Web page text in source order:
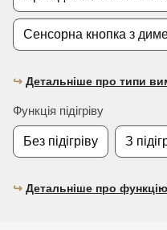
Сенсорна кнопка з
↪︎ Детальніше про типи
Функція підігріву
Без підігріву З
↪︎ Детальніше про функцію